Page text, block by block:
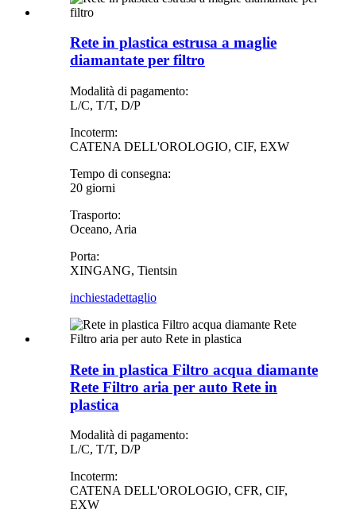
Rete in plastica estrusa a maglie
diamantate per filtro
Modalità di pagamento:
L/C, T/T, D/P
Incoterm:
CATENA DELL'OROLOGIO, CIF, EXW
Tempo di consegna:
20 giorni
Trasporto:
Oceano, Aria
Porta:
XINGANG, Tientsin
inchiestadettaglio
Rete in plastica Filtro acqua diamante
Rete Filtro aria per auto Rete in
plastica
Modalità di pagamento:
L/C, T/T, D/P
Incoterm:
CATENA DELL'OROLOGIO, CFR, CIF,
EXW